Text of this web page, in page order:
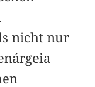
nicht nur